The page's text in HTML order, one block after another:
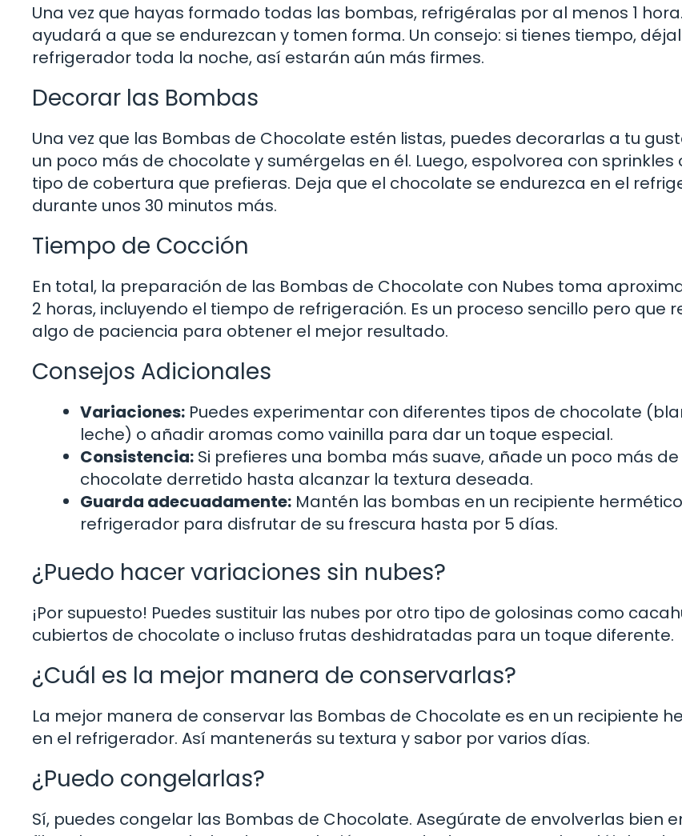
Una vez que hayas formado todas las bombas, refrigéralas por al menos 1
ayudará a que se endurezcan y tomen forma. Un consejo: si tienes tiempo,
refrigerador toda la noche, así estarán aún más firmes.
Decorar las Bombas
Una vez que las Bombas de Chocolate estén listas, puedes decorarlas a tu
un poco más de chocolate y sumérgelas en él. Luego, espolvorea con sprinkles
tipo de cobertura que prefieras. Deja que el chocolate se endurezca en el
durante unos 30 minutos más.
Tiempo de Cocción
En total, la preparación de las Bombas de Chocolate con Nubes toma
2 horas, incluyendo el tiempo de refrigeración. Es un proceso sencillo pero que
algo de paciencia para obtener el mejor resultado.
Consejos Adicionales
Variaciones: Puedes experimentar con diferentes tipos de chocolate
leche) o añadir aromas como vainilla para dar un toque especial.
Consistencia: Si prefieres una bomba más suave, añade un poco más
chocolate derretido hasta alcanzar la textura deseada.
Guarda adecuadamente: Mantén las bombas en un recipiente
refrigerador para disfrutar de su frescura hasta por 5 días.
¿Puedo hacer variaciones sin nubes?
¡Por supuesto! Puedes sustituir las nubes por otro tipo de golosinas como
cubiertos de chocolate o incluso frutas deshidratadas para un toque diferente.
¿Cuál es la mejor manera de conservarlas?
La mejor manera de conservar las Bombas de Chocolate es en un recipiente
en el refrigerador. Así mantenerás su textura y sabor por varios días.
¿Puedo congelarlas?
Sí, puedes congelar las Bombas de Chocolate. Asegúrate de envolverlas bien